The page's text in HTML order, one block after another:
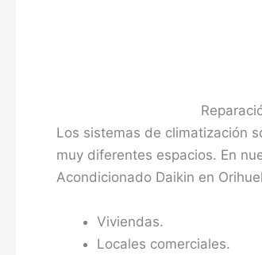
Los sistemas de climatización
muy diferentes espacios. En
Acondicionado Daikin en
Viviendas.
Locales comerciales.